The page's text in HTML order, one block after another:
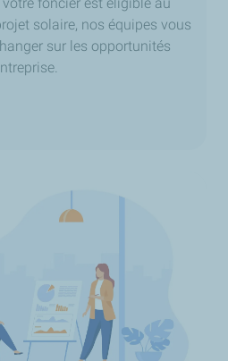
solaire, nos équipes vous
sur les opportunités